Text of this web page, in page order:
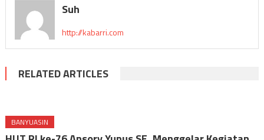
Suh
http://kabarri.com
RELATED ARTICLES
BANYUASIN